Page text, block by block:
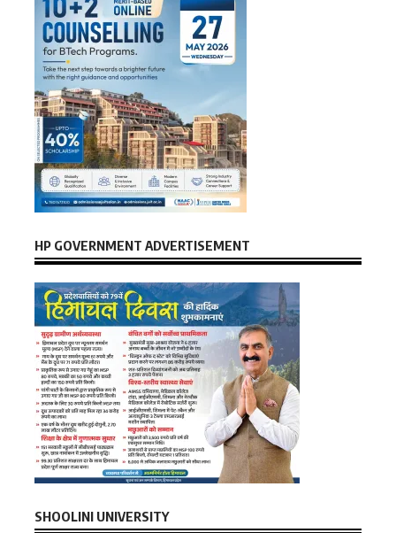
HP GOVERNMENT ADVERTISEMENT
SHOOLINI UNIVERSITY